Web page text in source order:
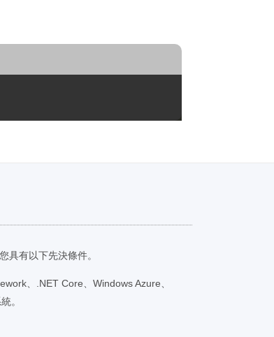
具有以下先決條件。
、.NET Core、Windows Azure、
。